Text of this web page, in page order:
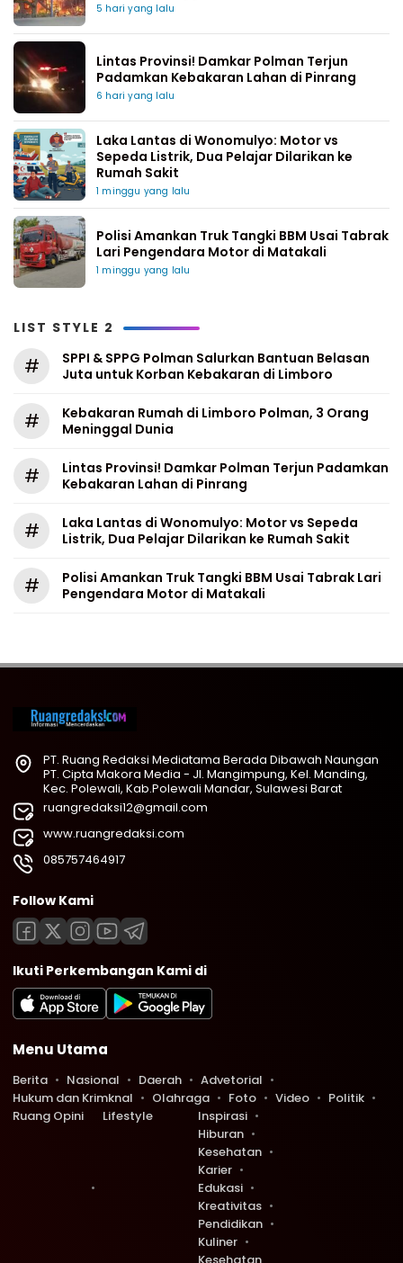
5 hari yang lalu
Lintas Provinsi! Damkar Polman Terjun
Padamkan Kebakaran Lahan di Pinrang
6 hari yang lalu
Laka Lantas di Wonomulyo: Motor vs
Sepeda Listrik, Dua Pelajar Dilarikan ke
Rumah Sakit
1 minggu yang lalu
Polisi Amankan Truk Tangki BBM Usai Tabrak
Lari Pengendara Motor di Matakali
1 minggu yang lalu
LIST STYLE 2
#
SPPI & SPPG Polman Salurkan Bantuan Belasan
Juta untuk Korban Kebakaran di Limboro
#
Kebakaran Rumah di Limboro Polman, 3 Orang
Meninggal Dunia
#
Lintas Provinsi! Damkar Polman Terjun Padamkan
Kebakaran Lahan di Pinrang
#
Laka Lantas di Wonomulyo: Motor vs Sepeda
Listrik, Dua Pelajar Dilarikan ke Rumah Sakit
#
Polisi Amankan Truk Tangki BBM Usai Tabrak Lari
Pengendara Motor di Matakali
PT. Ruang Redaksi Mediatama Berada Dibawah Naungan
PT. Cipta Makora Media - Jl. Mangimpung, Kel. Manding,
Kec. Polewali, Kab.Polewali Mandar, Sulawesi Barat
ruangredaksi12@gmail.com
www.ruangredaksi.com
085757464917
Follow Kami
Ikuti Perkembangan Kami di
Menu Utama
Berita Nasional Daerah
Advetorial
Hukum dan Krimknal
Olahraga Foto Video
Politik
Ruang Opini
Lifestyle
Inspirasi
Hiburan
Kesehatan
Karier
Edukasi
Kreativitas
Pendidikan
Kuliner